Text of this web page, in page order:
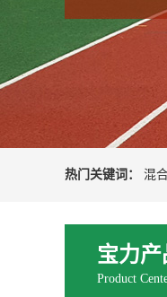
热门关键词： 混
宝力
Product